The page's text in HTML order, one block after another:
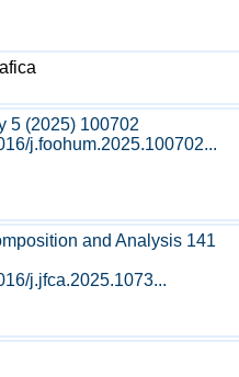
5 (2025) 100702
j.foohum.2025.100702...
and Analysis 141
j.jfca.2025.1073...